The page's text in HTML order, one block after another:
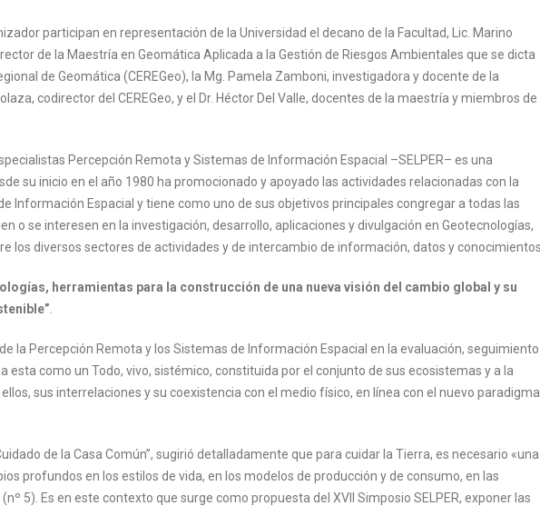
participan en representación de la Universidad el decano de la Facultad, Lic. Marino
de la Maestría en Geomática Aplicada a la Gestión de Riesgos Ambientales que se dicta
de Geomática (CEREGeo), la Mg. Pamela Zamboni, investigadora y docente de la
codirector del CEREGeo, y el Dr. Héctor Del Valle, docentes de la maestría y miembros de
Percepción Remota y Sistemas de Información Espacial –SELPER– es una
su inicio en el año 1980 ha promocionado y apoyado las actividades relacionadas con la
Información Espacial y tiene como uno de sus objetivos principales congregar a todas las
o se interesen en la investigación, desarrollo, aplicaciones y divulgación en Geotecnologías,
los diversos sectores de actividades y de intercambio de información, datos y conocimientos.
herramientas para la construcción de una nueva visión del cambio global y su
la Percepción Remota y los Sistemas de Información Espacial en la evaluación, seguimiento
esta como un Todo, vivo, sistémico, constituida por el conjunto de sus ecosistemas y a la
sus interrelaciones y su coexistencia con el medio físico, en línea con el nuevo paradigma
de la Casa Común”, sugirió detalladamente que para cuidar la Tierra, es necesario «una
profundos en los estilos de vida, en los modelos de producción y de consumo, en las
5). Es en este contexto que surge como propuesta del XVII Simposio SELPER, exponer las